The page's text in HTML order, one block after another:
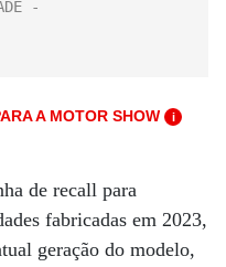
A MOTOR SHOW i
de recall para
fabricadas em 2023,
geração do modelo,